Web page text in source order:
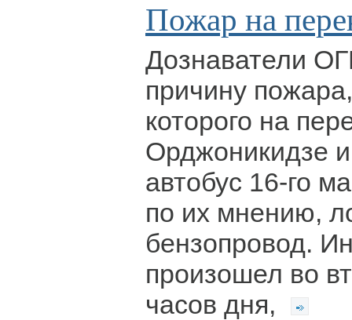
Пожар на
Дознаватели
причину
которого на
Орджоникидзе
автобус 16-го
по их мнению,
бензопровод.
произошел во
часов дня,